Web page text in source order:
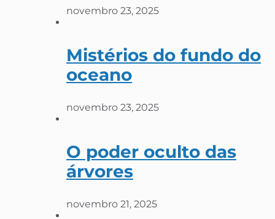
novembro 23, 2025
Mistérios do fundo do
oceano
novembro 23, 2025
O poder oculto das
árvores
novembro 21, 2025